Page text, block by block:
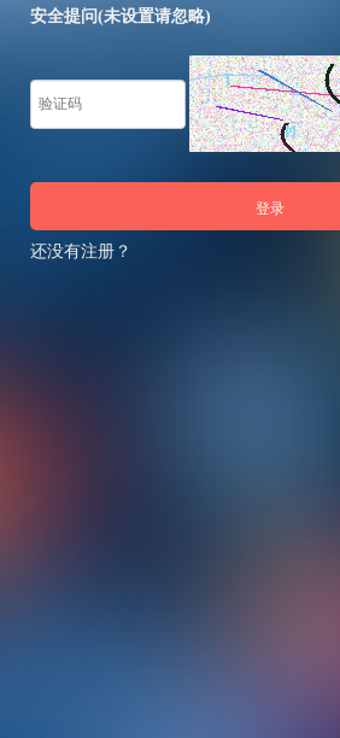
安全提问(未设置请忽略)
登录
还没有注册？